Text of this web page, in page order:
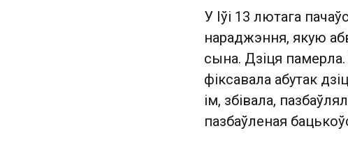
У Іўі 13 лютага
нараджэння, якую
сына. Дзіця
фіксавала абутак
ім, збівала,
пазбаўленая